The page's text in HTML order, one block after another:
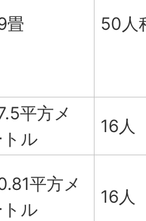
畳 50人
平方メ
トル
16人
平方メ
トル
16人